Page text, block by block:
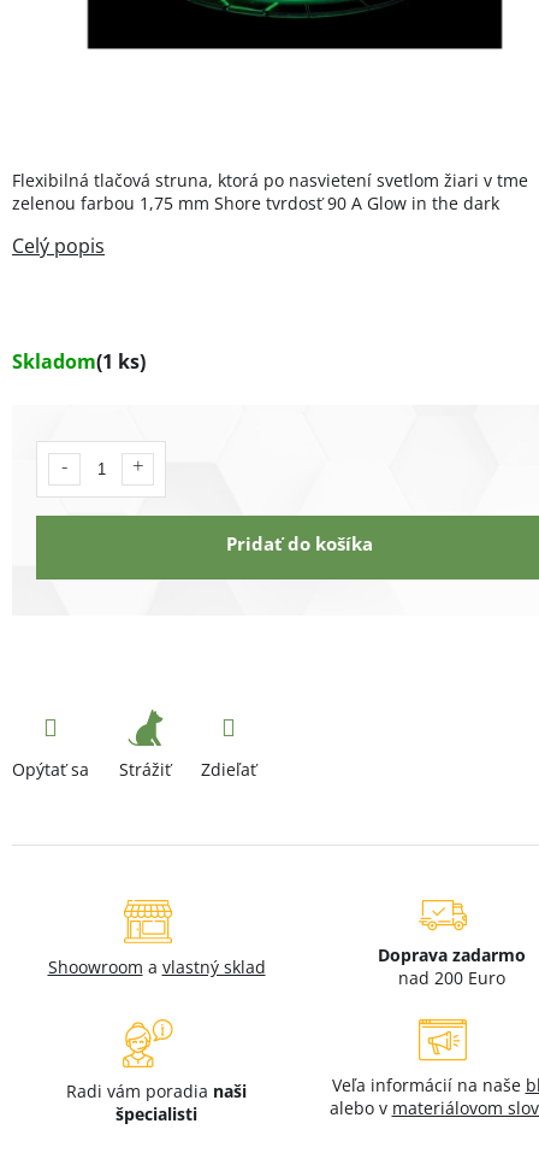
Skladom(1 ks)
Pridať do košíka
Flexibilná tlačová struna, ktorá po nasvietení svetlom žiari v tme
zelenou farbou 1,75 mm Shore tvrdosť 90 A Glow in the dark
Opýtať sa Strážiť Zdieľať
Shoowroom a vlastný sklad
Doprava zadarmo
nad 200 Euro
Radi vám poradia naši
špecialisti
Veľa informácií na naše
alebo v materiálovom